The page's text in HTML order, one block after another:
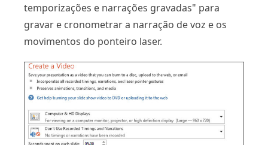
temporizações e narrações gravadas" para
gravar e cronometrar a narração de voz e os
movimentos do ponteiro laser.